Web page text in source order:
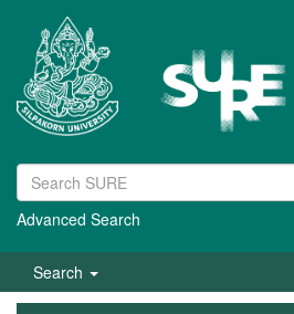
Advanced Search
Search